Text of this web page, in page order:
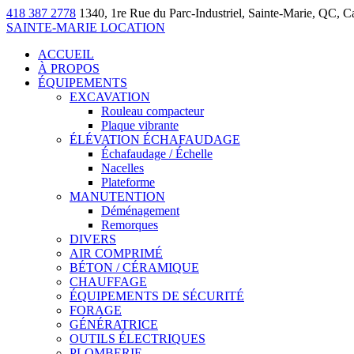
418 387 2778 1340, 1re Rue du Parc-Industriel, Sainte-Marie, QC,
SAINTE-MARIE LOCATION
ACCUEIL
À PROPOS
ÉQUIPEMENTS
EXCAVATION
Rouleau compacteur
Plaque vibrante
ÉLÉVATION ÉCHAFAUDAGE
Échafaudage / Échelle
Nacelles
Plateforme
MANUTENTION
Déménagement
Remorques
DIVERS
AIR COMPRIMÉ
BÉTON / CÉRAMIQUE
CHAUFFAGE
ÉQUIPEMENTS DE SÉCURITÉ
FORAGE
GÉNÉRATRICE
OUTILS ÉLECTRIQUES